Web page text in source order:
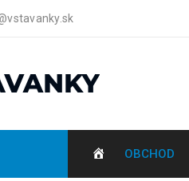
OBCHOD